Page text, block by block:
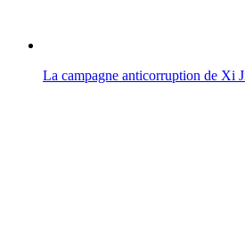
La campagne anticorruption de Xi